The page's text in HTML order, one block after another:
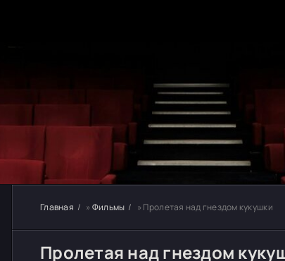
Главная » Фильмы » Пролетая над гнездом кукушки
Пролетая над гнездом